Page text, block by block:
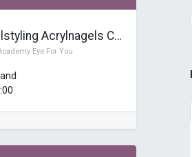
Allround Nagelstyling Acrylnagels Cursus Opleiding (7 dagen)
Eye For You